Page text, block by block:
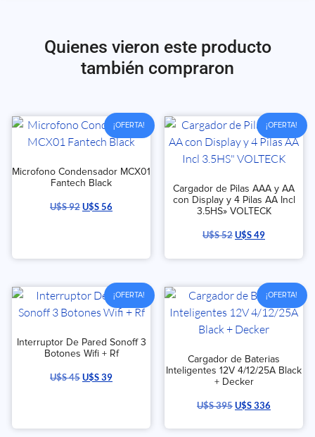
Quienes vieron este producto
también compraron
¡OFERTA!
Microfono Condensador MCX01
Fantech Black
U$S92U$S56
¡OFERTA!
Cargador de Pilas AAA y AA
con Display y 4 Pilas AA Incl
3.5HS» VOLTECK
U$S52U$S49
¡OFERTA!
Interruptor De Pared Sonoff 3
Botones Wifi + Rf
U$S45U$S39
¡OFERTA!
Cargador de Baterias
Inteligentes 12V 4/12/25A Black
+ Decker
U$S395U$S336